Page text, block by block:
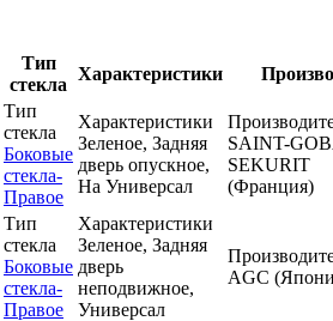
Тип
стекла
Характеристики
Тип
стекла
Боковые
стекла-
Правое
Характеристики
Зеленое, Задняя
дверь опускное,
На Универсал
SAINT-
SEKURIT
(Франция)
Тип
стекла
Боковые
стекла-
Правое
Характеристики
Зеленое, Задняя
дверь
неподвижное,
Универсал
AGC